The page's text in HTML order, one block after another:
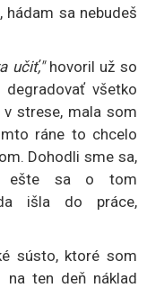
hádam sa nebudeš
učiť,"hovoril už so
všetko
strese, mala som
ráne to chcelo
Dohodli sme sa,
ešte sa o tom
išla do práce,
sústo, ktoré som
na ten deň náklad